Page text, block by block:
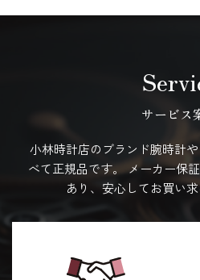
サービス
小林時計店のブランド腕時計
べて正規品です。 メーカー保
あり、安心してお買い求